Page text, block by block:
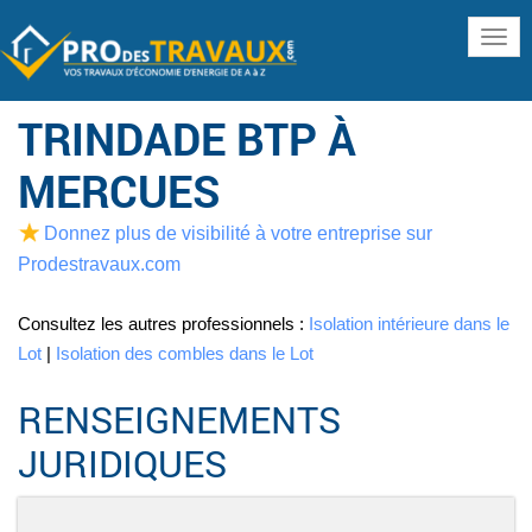
TRINDADE BTP À
MERCUES
Donnez plus de visibilité à votre entreprise sur
Prodestravaux.com
Consultez les autres professionnels : Isolation intérieure dans le
Lot | Isolation des combles dans le Lot
RENSEIGNEMENTS
JURIDIQUES